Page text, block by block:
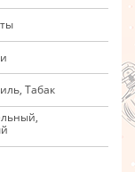
Табак